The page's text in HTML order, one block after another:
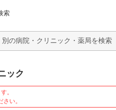
索
検索
ック
。
い。